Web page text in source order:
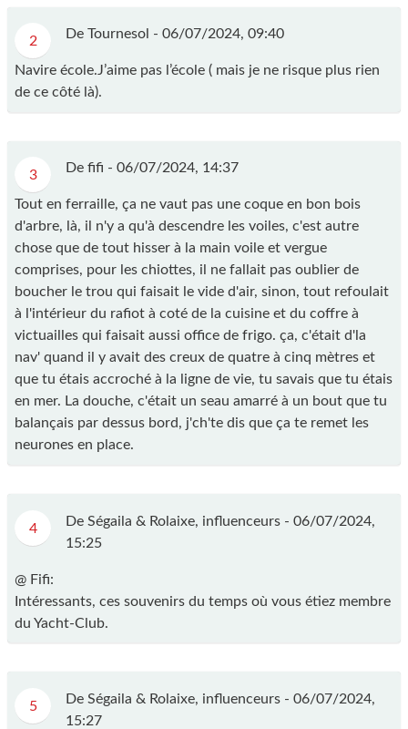
2 De Tournesol - 06/07/2024, 09:40
Navire école.J’aime pas l’école ( mais je ne risque plus rien
de ce côté là).
3 De fifi - 06/07/2024, 14:37
Tout en ferraille, ça ne vaut pas une coque en bon bois
d'arbre, là, il n'y a qu'à descendre les voiles, c'est autre
chose que de tout hisser à la main voile et vergue
comprises, pour les chiottes, il ne fallait pas oublier de
boucher le trou qui faisait le vide d'air, sinon, tout refoulait
à l'intérieur du rafiot à coté de la cuisine et du coffre à
victuailles qui faisait aussi office de frigo. ça, c'était d'la
nav' quand il y avait des creux de quatre à cinq mètres et
que tu étais accroché à la ligne de vie, tu savais que tu étais
en mer. La douche, c'était un seau amarré à un bout que tu
balançais par dessus bord, j'ch'te dis que ça te remet les
neurones en place.
4 De Ségaila & Rolaixe, influenceurs - 06/07/2024,
15:25
@ Fifi:
Intéressants, ces souvenirs du temps où vous étiez membre
du Yacht-Club.
5 De Ségaila & Rolaixe, influenceurs - 06/07/2024,
15:27